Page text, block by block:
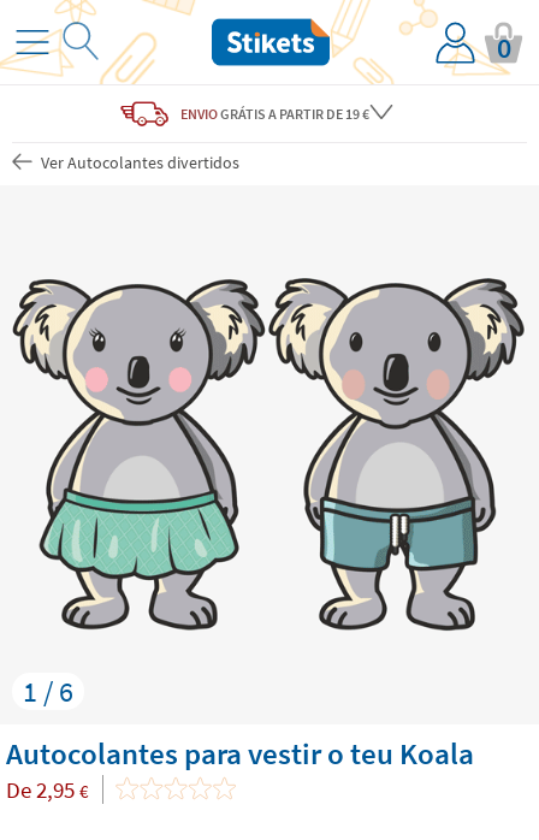
0
ENVIOGRÁTIS A PARTIR DE 19 €
Ver Autocolantes divertidos
1 / 6
Autocolantes para vestir o teu Koala
De2,95 €